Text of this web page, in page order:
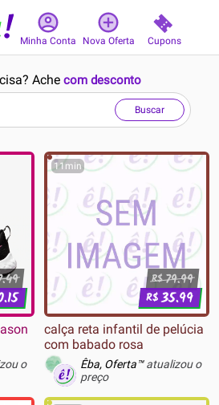
Minha Conta Nova Oferta Cupons
Ache com desconto
Buscar
o
11min
R$79.99
R$35.99
calça reta infantil de pelúcia
com babado rosa
Êba, Oferta™atualizou o
preço